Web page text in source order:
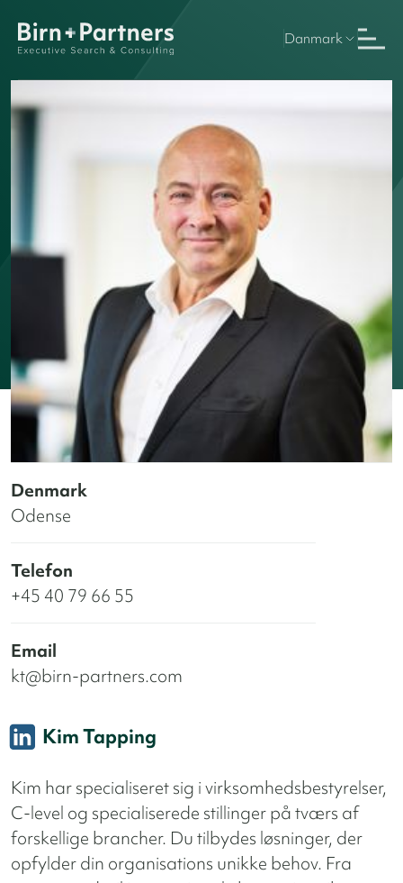
Danmark
Denmark
Odense
Telefon
+45 40 79 66 55
Email
kt@birn-partners.com
Kim Tapping
Kim har specialiseret sig i virksomhedsbestyrelser,
C-level og specialiserede stillinger på tværs af
forskellige brancher. Du tilbydes løsninger, der
opfylder din organisations unikke behov. Fra